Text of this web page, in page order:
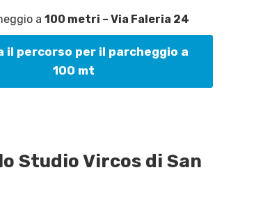
a 100 metri – Via Faleria 24
il percorso per il parcheggio a
100 mt
Studio Vircos di San